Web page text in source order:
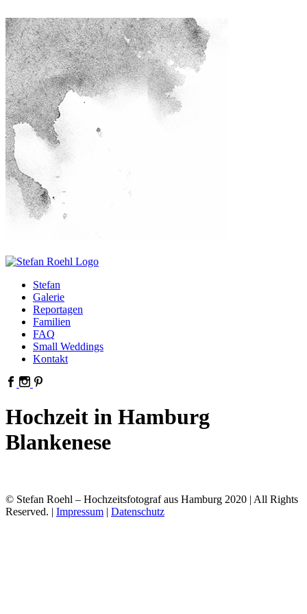
Stefan
Galerie
Reportagen
Familien
FAQ
Small Weddings
Kontakt
Hochzeit in Hamburg
Blankenese
© Stefan Roehl – Hochzeitsfotograf aus Hamburg 2020 | All Rights
Reserved. | Impressum | Datenschutz